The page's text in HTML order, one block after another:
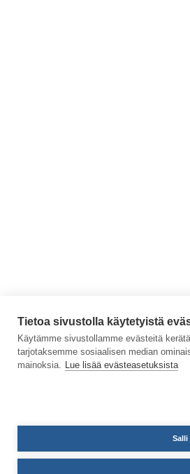
Tietoa sivustolla käytetyistä
Käytämme sivustollamme evästeitä
tarjotaksemme sosiaalisen median
mainoksia. Lue lisää evästeasetuksista